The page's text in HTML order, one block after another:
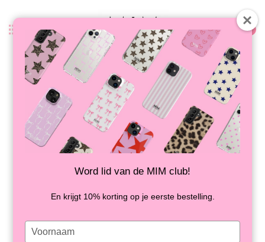
0
Zurück
FRANZÖSISCHE MÄDCHEN -
POWERBANK
AUF LAGER
Word lid van de MIM club!
En krijgt 10% korting op je eerste bestelling.
Type
your